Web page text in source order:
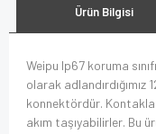
Ürün Bilgisi
Weipu Ip67 koruma
olarak
konnektördür.
akım taşıyabilirler. Bu